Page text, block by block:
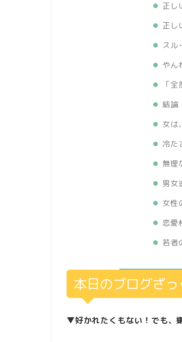
正し
正し
スル
やん
「
結論
女は
冷た
無理
男女
女性
恋愛
若者
本日のブログざ
▼好かれたくもない！でも、